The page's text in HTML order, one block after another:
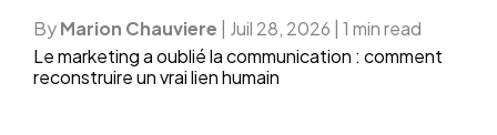
ByMarion Chauviere Juil 28, 2026 1 min read
Le marketing a oublié la communication : comment
reconstruire un vrai lien humain